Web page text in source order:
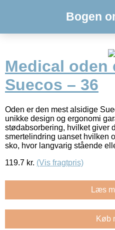
Bogen
Medical oden
Suecos – 36
Oden er den mest alsidige
unikke design og ergonomi
stødabsorbering, hvilket giver
smertelindring uanset hvilken
sko, hvor langvarig stående
119.7 kr. (Vis fragtpris)
Læs
Køb